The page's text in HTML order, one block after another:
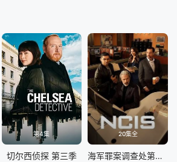
第4集
切尔西侦探 第三季
20集全
海军罪案调查处第二十三季